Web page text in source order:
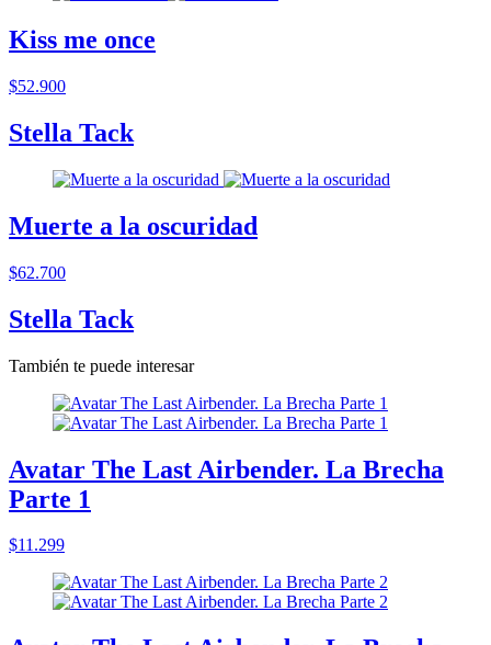
Kiss me once
$52.900
Stella Tack
Muerte a la oscuridad
$62.700
Stella Tack
También te puede interesar
Avatar The Last Airbender. La Brecha
Parte 1
$11.299